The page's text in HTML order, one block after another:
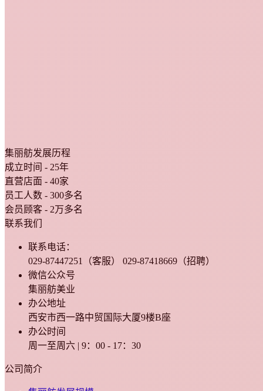
集丽舫发展历程
成立时间 - 25年
直营店面 - 40家
员工人数 - 300多名
会员顾客 - 2万多名
联系我们
联系电话：
029-87447251（客服） 029-87418669（招聘）
微信公众号
集丽舫美业
办公地址
西安市西一路中贸国际大厦9楼B座
办公时间
周一至周六 | 9：00 - 17：30
公司简介